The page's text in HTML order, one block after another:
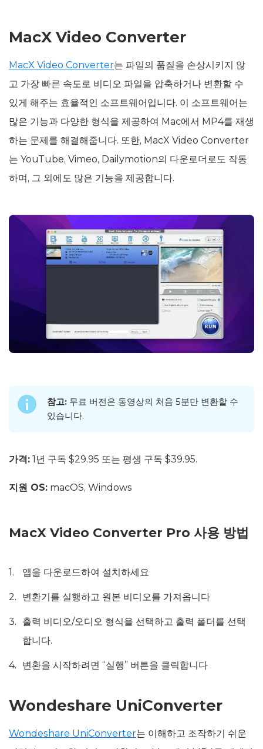
MacX Video Converter
MacX Video Converter는 파일의 품질을 손상시키지 않
고 가장 빠른 속도로 비디오 파일을 압축하거나 변환할 수
있게 해주는 효율적인 소프트웨어입니다. 이 소프트웨어는
많은 기능과 다양한 형식을 제공하여 Mac에서 MP4를 재생
하는 문제를 해결해줍니다. 또한, MacX Video Converter
는 YouTube, Vimeo, Dailymotion의 다운로더로도 작동
하며, 그 외에도 많은 기능을 제공합니다.
참고: 무료 버전은 동영상의 처음 5분만 변환할 수
있습니다.
가격: 1년 구독 $29.95 또는 평생 구독 $39.95.
지원 OS: macOS, Windows
MacX Video Converter Pro 사용 방법
앱을 다운로드하여 설치하세요
변환기를 실행하고 원본 비디오를 가져옵니다
출력 비디오/오디오 형식을 선택하고 출력 폴더를 선택
합니다.
변환을 시작하려면 “실행” 버튼을 클릭합니다
Wondeshare UniConverter
Wondeshare UniConverter는 이해하고 조작하기 쉬운